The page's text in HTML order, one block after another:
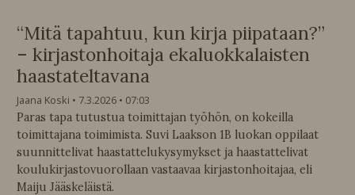
“Mitä tapahtuu, kun kirja piipataan?”
– kirjastonhoitaja ekaluokkalaisten
haastateltavana
Jaana Koski 7.3.2026
07:03
Paras tapa tutustua toimittajan työhön, on kokeilla
toimittajana toimimista. Suvi Laakson 1B luokan oppilaat
suunnittelivat haastattelukysymykset ja haastattelivat
koulukirjastovuorollaan vastaavaa kirjastonhoitajaa, eli
Maiju Jääskeläistä.